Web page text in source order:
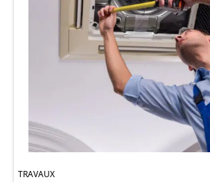
TRAVAUX